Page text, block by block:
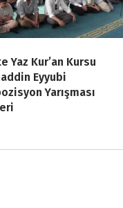
Yaz Kur’an Kursu
Eyyubi
Yarışması